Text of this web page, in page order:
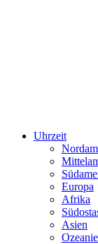
Uhrzeit
Europa
Afrika
Asien